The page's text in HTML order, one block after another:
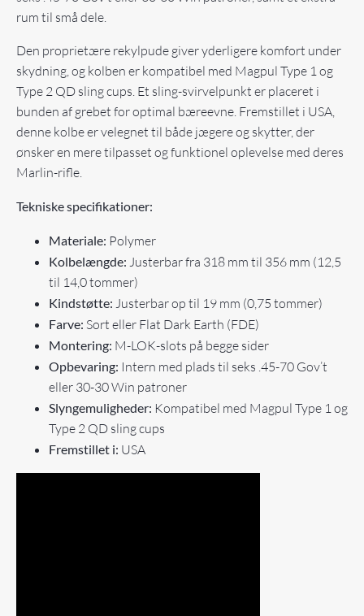
rum til små dele.
Den proprietære rekylpude giver yderligere komfort under
skydning, og kolben er kompatibel med Magpul Type 1 og
Type 2 QD sling cups. Et sling-svirvelpunkt er placeret i
bunden af grebet for optimal bæreevne. Fremstillet i USA,
denne kolbe er velegnet til både jægere og skytter, der
ønsker en mere tilpasset og funktionel oplevelse med deres
Marlin-rifle.
Tekniske specifikationer:
Materiale: Polymer
Kolbelængde: Justerbar fra 318 mm til 356 mm (12,5
til 14,0 tommer)
Kindstøtte: Justerbar op til 19 mm (0,75 tommer)
Farve: Sort eller Flat Dark Earth (FDE)
Montering: M-LOK-slots på begge sider
Opbevaring: Intern med plads til seks .45-70 Gov’t
eller 30-30 Win patroner
Slyngemuligheder: Kompatibel med Magpul Type 1 og
Type 2 QD sling cups
Fremstillet i: USA